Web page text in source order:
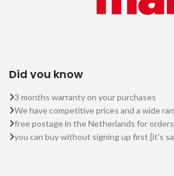
Did you know
3 months warranty on your purchases
We have competitive prices and a wide
free postage in the Netherlands for
you can buy without signing up first [it's